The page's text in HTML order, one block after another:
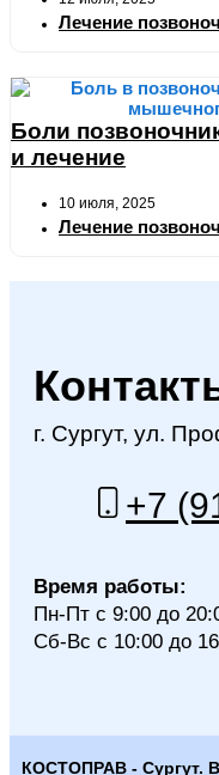
Лечение
Боли
и лечение
10 июля, 2025
Лечение
г. Сургут, ул.
+7
Время работы:
Пн-Пт с 9:00 до
Сб-Вс с 10:00 до
КОСТОПРАВ - Сургут.